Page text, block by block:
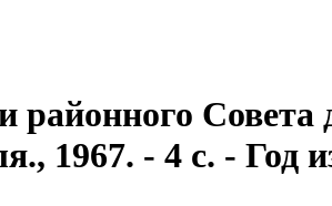
Совета
1967. - 4 с. - Год